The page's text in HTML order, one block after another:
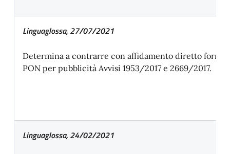
Linguaglossa, 27/07/2021
Determina a contrarre con affidamento diretto
PON per pubblicità Avvisi 1953/2017 e 2669/2017.
Linguaglossa, 24/02/2021